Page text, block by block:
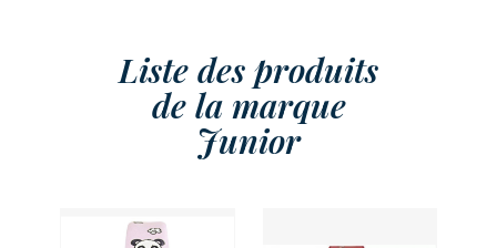
Liste des produits
de la marque
Junior